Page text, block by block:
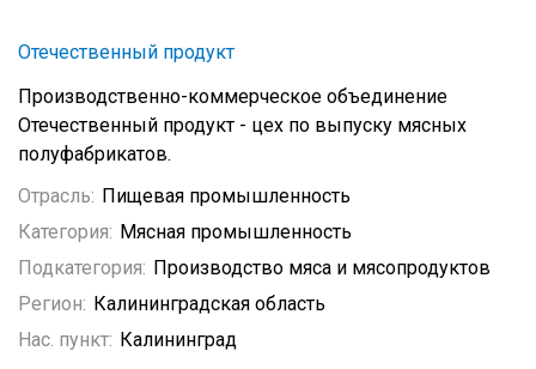
Отечественный продукт
Производственно-коммерческое объединение
Отечественный продукт - цех по выпуску мясных
полуфабрикатов.
Отрасль: Пищевая промышленность
Категория: Мясная промышленность
Подкатегория: Производство мяса и мясопродуктов
Регион: Калининградская область
Нас. пункт: Калининград